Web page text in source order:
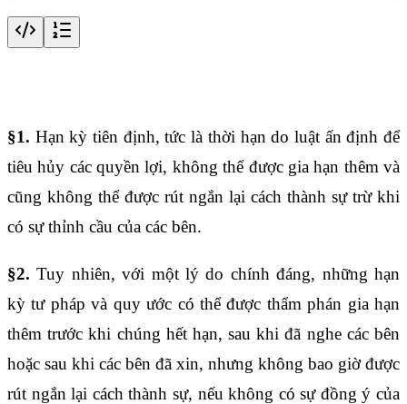
§1. Hạn kỳ tiên định, tức là thời hạn do luật ấn định để
tiêu hủy các quyền lợi, không thể được gia hạn thêm và
cũng không thể được rút ngắn lại cách thành sự trừ khi
có sự thỉnh cầu của các bên.
§2. Tuy nhiên, với một lý do chính đáng, những hạn
kỳ tư pháp và quy ước có thể được thẩm phán gia hạn
thêm trước khi chúng hết hạn, sau khi đã nghe các bên
hoặc sau khi các bên đã xin, nhưng không bao giờ được
rút ngắn lại cách thành sự, nếu không có sự đồng ý của